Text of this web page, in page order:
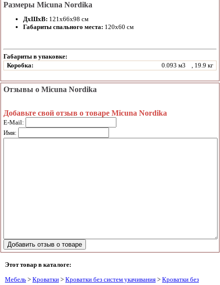
Размеры Micuna Nordika
ДхШхВ: 121х66х98 см
Габариты спального места: 120х60 см
Габариты в упаковке:
Коробка:
0.093 м3 , 19.9 кг
Отзывы о Micuna Nordika
Добавьте свой отзыв о товаре Micuna Nordika
E-Mail:
Имя:
Этот товар в каталоге:
Мебель > Кроватки > Кроватки без систем укачивания > Кроватки без